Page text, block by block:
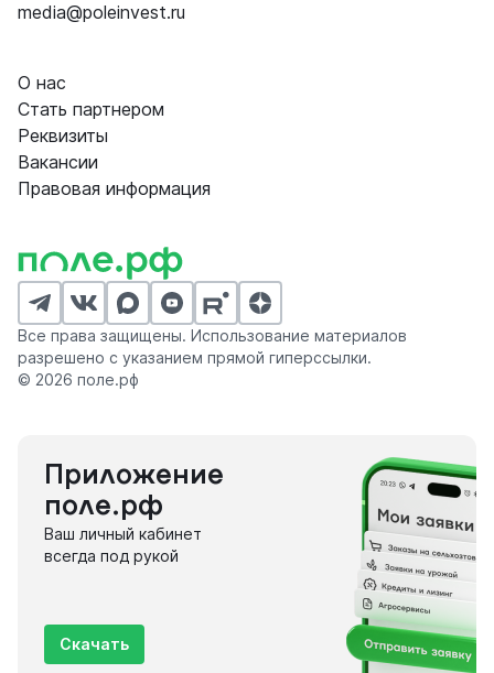
media@poleinvest.ru
О нас
Стать партнером
Реквизиты
Вакансии
Правовая информация
Все права защищены. Использование материалов
разрешено с указанием прямой гиперссылки.
© 2026 поле.рф
Приложение
поле.рф
Ваш личный кабинет
всегда под рукой
Скачать